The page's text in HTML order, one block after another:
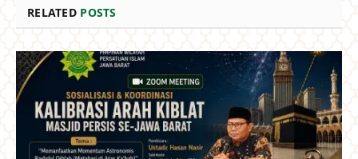
RELATED POSTS